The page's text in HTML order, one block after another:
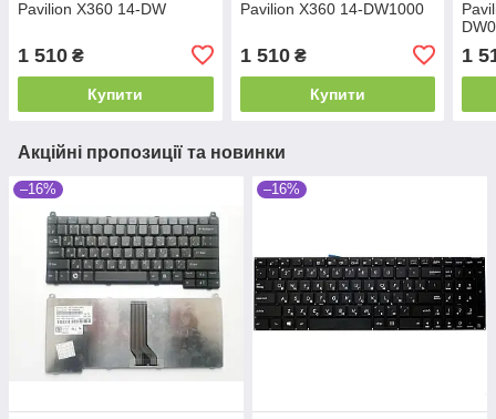
Pavilion X360 14-DW
1 510 ₴
Купити
Pavilion X360 14-DW1000
1 510₴
Купити
1
Акційні пропозиції та новинки
–16% –16%